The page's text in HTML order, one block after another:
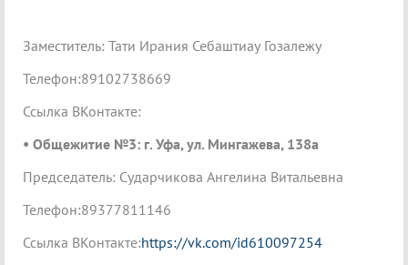
Заместитель: Тати Ирания Себаштиау Гозалежу
Телефон:89102738669
Ссылка ВКонтакте:
• Общежитие №3: г. Уфа, ул. Мингажева, 138а
Председатель: Сударчикова Ангелина Витальевна
Телефон:89377811146
Ссылка ВКонтакте:https://vk.com/id610097254